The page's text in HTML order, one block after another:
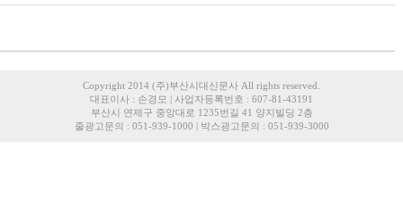
Copyright 2014 (주)부산시대신문사 All rights reserved.
대표이사 : 손경모 | 사업자등록번호 : 607-81-43191
부산시 연제구 중앙대로 1235번길 41 양지빌딩 2층
줄광고문의 : 051-939-1000 | 박스광고문의 : 051-939-3000